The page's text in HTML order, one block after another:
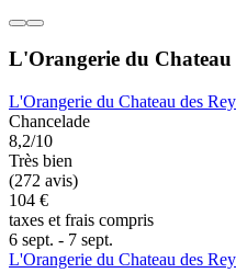
L'Orangerie du Chateau
L'Orangerie du Chateau des
Chancelade
8,2/10
Très bien
(272 avis)
104 €
taxes et frais compris
6 sept. - 7 sept.
L'Orangerie du Chateau des